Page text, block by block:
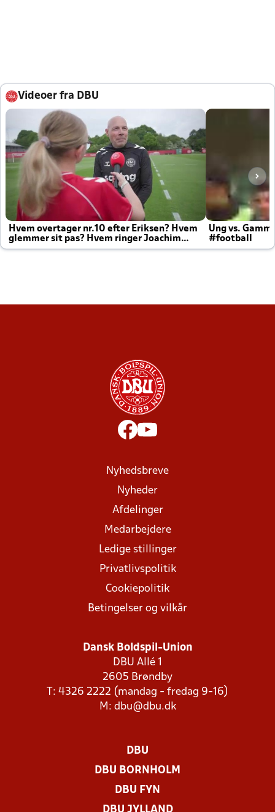
Videoer fra DBU
Hvem overtager nr.10 efter Eriksen? Hvem
glemmer sit pas? Hvem ringer Joachim
altid til efter kampe?
Ung vs.
#football
Nyhedsbreve
Nyheder
Afdelinger
Medarbejdere
Ledige stillinger
Privatlivspolitik
Cookiepolitik
Betingelser og vilkår
Dansk Boldspil-Union
DBU Allé 1
2605 Brøndby
T: 4326 2222 (mandag - fredag 9-16)
M: dbu@dbu.dk
DBU
DBU BORNHOLM
DBU FYN